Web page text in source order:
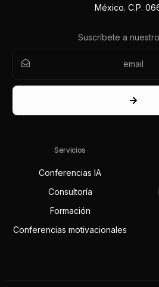
México. C.P.
Suscríbete a
Servicios
Conferencias IA
Consultoría
Formación
Conferencias motivacionales